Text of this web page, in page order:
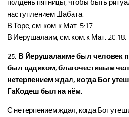
полдень пятницы, чтобы быть
наступлением Шабата.
В Торе, см. ком. к Мат. 5:17.
В Иерушалаим, см. ком. к Мат. 20:18.
25. В Йерушалаиме был человек
был цадиком, благочестивым
нетерпением ждал, когда Бог
ГаКодеш был на нём.
С нетерпением ждал, когда Бог